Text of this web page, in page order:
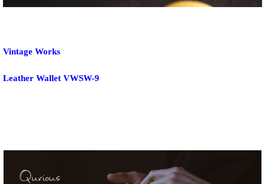
Vintage Works
Leather Wallet VWSW-9